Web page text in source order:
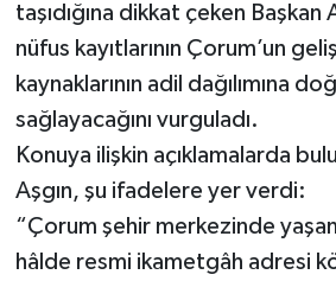
taşıdığına dikkat çeken Başkan
nüfus kayıtlarının Çorum’un
kaynaklarının adil dağılımına
sağlayacağını vurguladı.
Konuya ilişkin açıklamalarda
Aşgın, şu ifadelere yer verdi:
“Çorum şehir merkezinde
hâlde resmi ikametgâh adresi